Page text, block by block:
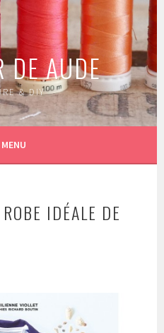
DE AUDE
& DIY
MENU
IDÉALE DE